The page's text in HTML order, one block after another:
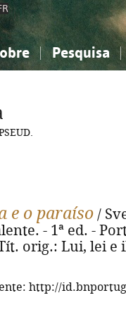
Pesquisa
sociais...
desporto...
sociais...
desporto...
e o paraíso /
- 1ª ed. -
orig.: Lui, lei e
http://